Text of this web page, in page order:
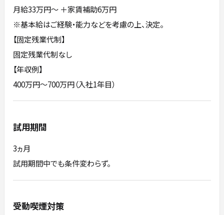
月給33万円〜 ＋家賃補助6万円
※基本給はご経験・能力などを考慮の上、決定。
【固定残業代制】
固定残業代制なし
【年収例】
400万円～700万円（入社1年目）
試用期間
3ヵ月
試用期間中でも条件変わらず。
受動喫煙対策